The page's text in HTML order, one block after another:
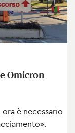
Omicron
è necessario